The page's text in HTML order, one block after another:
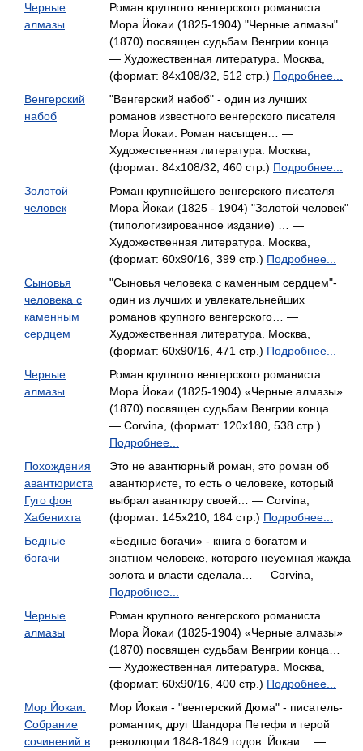
Черные
алмазы
Роман крупного венгерского романиста
Мора Йокаи (1825-1904) "Черные алмазы"
(1870) посвящен судьбам Венгрии конца…
— Художественная литература. Москва,
(формат: 84x108/32, 512 стр.) Подробнее...
Венгерский
набоб
"Венгерский набоб" - один из лучших
романов известного венгерского писателя
Мора Йокаи. Роман насыщен… —
Художественная литература. Москва,
(формат: 84x108/32, 460 стр.) Подробнее...
Золотой
человек
Роман крупнейшего венгерского писателя
Мора Йокаи (1825 - 1904) "Золотой человек"
(типологизированное издание) … —
Художественная литература. Москва,
(формат: 60x90/16, 399 стр.) Подробнее...
Сыновья
человека с
каменным
сердцем
"Сыновья человека с каменным сердцем"-
один из лучших и увлекательнейших
романов крупного венгерского… —
Художественная литература. Москва,
(формат: 60x90/16, 471 стр.) Подробнее...
Черные
алмазы
Роман крупного венгерского романиста
Мора Йокаи (1825-1904) «Черные алмазы»
(1870) посвящен судьбам Венгрии конца…
— Corvina, (формат: 120x180, 538 стр.)
Подробнее...
Похождения
авантюриста
Гуго фон
Хабенихта
Это не авантюрный роман, это роман об
авантюристе, то есть о человеке, который
выбрал авантюру своей… — Corvina,
(формат: 145x210, 184 стр.) Подробнее...
Бедные
богачи
«Бедные богачи» - книга о богатом и
знатном человеке, которого неуемная жажда
золота и власти сделала… — Corvina,
Подробнее...
Черные
алмазы
Роман крупного венгерского романиста
Мора Йокаи (1825-1904) «Черные алмазы»
(1870) посвящен судьбам Венгрии конца…
— Художественная литература. Москва,
(формат: 60x90/16, 400 стр.) Подробнее...
Мор Йокаи.
Собрание
сочинений в
Мор Йокаи - "венгерский Дюма" - писатель-
романтик, друг Шандора Петефи и герой
революции 1848-1849 годов. Йокаи… —